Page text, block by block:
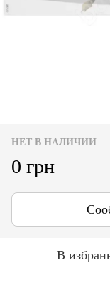
НЕТ В НАЛИЧИИ
0 грн
В